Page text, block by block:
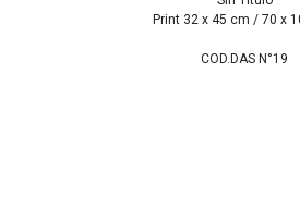
Print 32 x 45 cm / 70 x
COD.DAS N°19